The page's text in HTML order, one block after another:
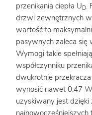
przenikania ciepła UD.
drzwi zewnętrznych
wartość to
pasywnych zaleca się
Wymogi takie
współczynniku
dwukrotnie
wynosić nawet 0,47
uzyskiwany jest dzięki